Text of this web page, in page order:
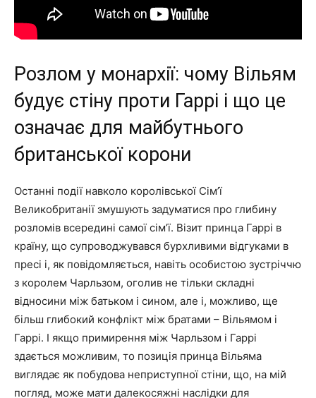
Розлом у монархії: чому Вільям
будує стіну проти Гаррі і що це
означає для майбутнього
британської корони
Останні події навколо королівської Сім’ї
Великобританії змушують задуматися про глибину
розломів всередині самої сім’ї. Візит принца Гаррі в
країну, що супроводжувався бурхливими відгуками в
пресі і, як повідомляється, навіть особистою зустріччю
з королем Чарльзом, оголив не тільки складні
відносини між батьком і сином, але і, можливо, ще
більш глибокий конфлікт між братами – Вільямом і
Гаррі. І якщо примирення між Чарльзом і Гаррі
здається можливим, то позиція принца Вільяма
виглядає як побудова неприступної стіни, що, на мій
погляд, може мати далекосяжні наслідки для